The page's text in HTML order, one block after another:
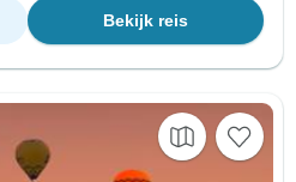
Bekijk reis